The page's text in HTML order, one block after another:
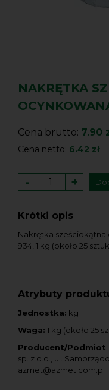
NAKRĘTKA
Cena brutto: 7.90
Cena netto: 6.42 zł
- +
Krótki opis
Nakrętka sześciokątna
934, 1 kg (około 25
Atrybuty
Jednostka: kg
Waga: 1 kg (około 25
Producent/Podmiot
sp. z o.o., ul.
azmet@azmet.com.pl